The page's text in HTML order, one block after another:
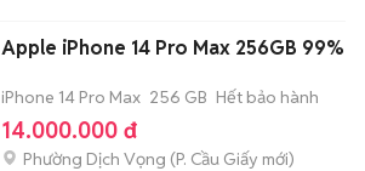
Apple iPhone 14 Pro Max 256GB 99%
iPhone 14 Pro Max 256 GB Hết bảo hành
14.000.000 đ
Phường Dịch Vọng (P. Cầu Giấy mới)